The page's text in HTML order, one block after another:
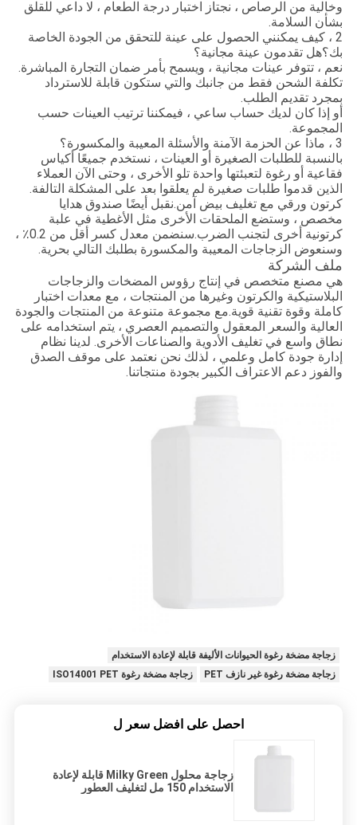
وخالية من الرصاص ، نجتاز اختبار درجة الطعام ، لا داعي للقلق
بشأن السلامة.
2 ، كيف يمكنني الحصول على عينة للتحقق من الجودة الخاصة
بك؟هل تقدمون عينة مجانية؟
نعم ، تتوفر عينات مجانية ، ويسمح بأمر ضمان التجارة المباشرة.
تكلفة الشحن فقط من جانبك والتي ستكون قابلة للاسترداد
بمجرد تقديم الطلب.
أو إذا كان لديك حساب ساعي ، فيمكننا ترتيب العينات حسب
المجموعة.
3 ، ماذا عن الحزمة الآمنة والأسئلة المعيبة والمكسورة؟
بالنسبة للطلبات الصغيرة أو العينات ، نستخدم جميعًا أكياس
فقاعية أو رغوة لتعبئتها واحدة تلو الأخرى ، وحتى الآن العملاء
الذين قدموا طلبات صغيرة لم يعلقوا بعد على المشكلة التالفة.
كرتون ورقي مع تغليف بيض آمن.نقبل أيضًا صندوق هدايا
مخصص ، وستضع الملحقات الأخرى مثل الأغطية في علبة
كرتونية أخرى لتجنب الضرب.سنضمن معدل كسر أقل من 0.2٪ ،
وسنعوض الزجاجات المعيبة والمكسورة بطلبك التالي بحرية.
ملف الشركة
هي مصنع متخصص في إنتاج رؤوس المضخات والزجاجات
البلاستيكية والكرتون وغيرها من المنتجات ، مع معدات اختبار
كاملة وقوة تقنية قوية.مع مجموعة متنوعة من المنتجات والجودة
العالية والسعر المعقول والتصميم العصري ، يتم استخدامه على
نطاق واسع في تغليف الأدوية والصناعات الأخرى. لدينا نظام
إدارة جودة كامل وعلمي ، لذلك نحن نعتمد على موقف الصدق
والفوز دعم الاعتراف الكبير بجودة منتجاتنا.
زجاجة مضخة رغوة الحيوانات الأليفة قابلة لإعادة الاستخدام
زجاجة مضخة رغوة غير نازف PET
زجاجة مضخة رغوة ISO14001 PET
احصل على افضل سعر ل
زجاجة محلول Milky Green قابلة لإعادة
الاستخدام 150 مل لتغليف العطور